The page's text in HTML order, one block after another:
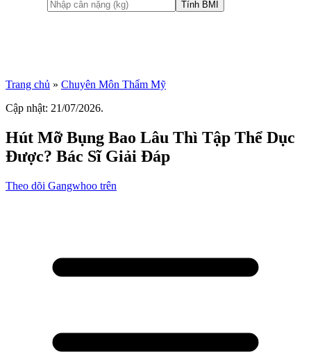
Tính BMI
Trang chủ » Chuyên Môn Thẩm Mỹ
Cập nhật: 21/07/2026.
Hút Mỡ Bụng Bao Lâu Thì Tập Thể Dục
Được? Bác Sĩ Giải Đáp
Theo dõi Gangwhoo trên